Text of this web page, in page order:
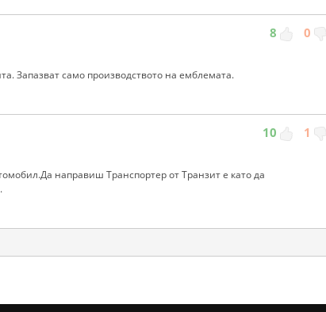
8 0
Запазват само производството на емблемата.
10 1
направиш Транспортер от Транзит е като да